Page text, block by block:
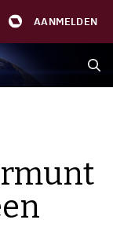
AANMELDEN